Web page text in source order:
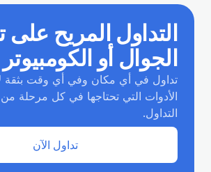
التداول المريح
الجوال أو
تداول في أي مكان وفي أي وقت بثقة
الأدوات التي تحتاجها في كل مرحلة
التداول.
تداول الآن